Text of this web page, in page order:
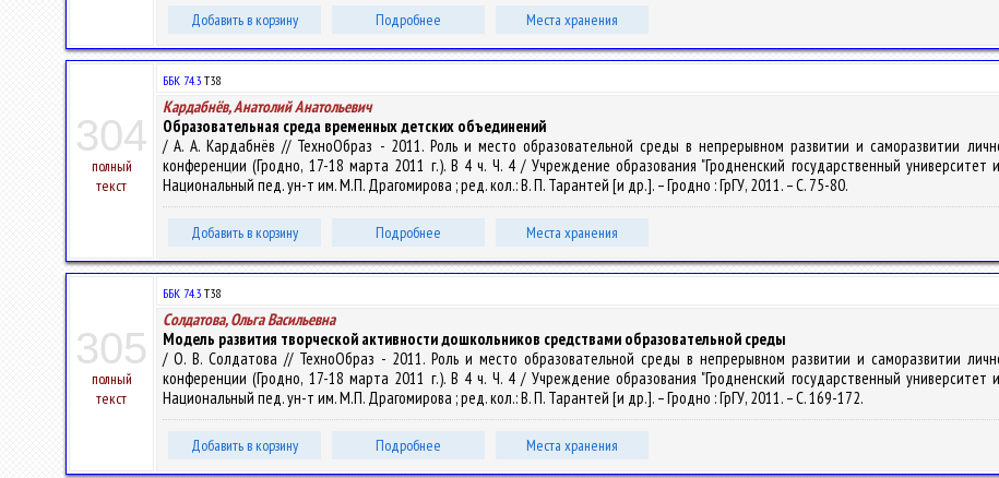
Добавить в корзину Подробнее Места хранения
304
полный
текст
ББК 74.3 Т38
Кардабнёв, Анатолий Анатольевич
Образовательная среда временных детских объединений
/ А. А. Кардабнёв // ТехноОбраз - 2011. Роль и место образовательной среды в непрерывном развитии и саморазвитии
конференции (Гродно, 17-18 марта 2011 г.). В 4 ч. Ч. 4 / Учреждение образования "Гродненский государственный университет
Национальный пед. ун-т им. М.П. Драгомирова ; ред. кол.: В. П. Тарантей [и др.]. – Гродно : ГрГУ, 2011. – С. 75-80.
Добавить в корзину Подробнее Места хранения
305
полный
текст
ББК 74.3 Т38
Солдатова, Ольга Васильевна
Модель развития творческой активности дошкольников средствами образовательной среды
/ О. В. Солдатова // ТехноОбраз - 2011. Роль и место образовательной среды в непрерывном развитии и саморазвитии
конференции (Гродно, 17-18 марта 2011 г.). В 4 ч. Ч. 4 / Учреждение образования "Гродненский государственный университет
Национальный пед. ун-т им. М.П. Драгомирова ; ред. кол.: В. П. Тарантей [и др.]. – Гродно : ГрГУ, 2011. – С. 169-172.
Добавить в корзину Подробнее Места хранения